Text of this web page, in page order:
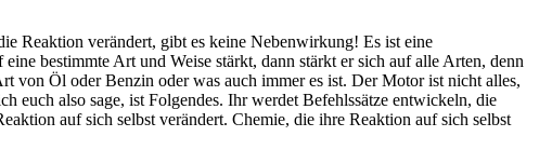
Reaktion verändert, gibt es keine Nebenwirkung! Es ist eine
bestimmte Art und Weise stärkt, dann stärkt er sich auf alle Arten, denn
von Öl oder Benzin oder was auch immer es ist. Der Motor ist nicht alles,
euch also sage, ist Folgendes. Ihr werdet Befehlssätze entwickeln, die
auf sich selbst verändert. Chemie, die ihre Reaktion auf sich selbst